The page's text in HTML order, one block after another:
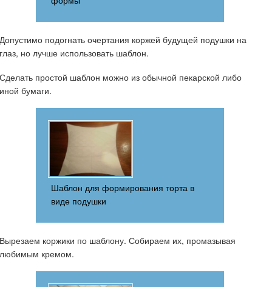
Допустимо подогнать очертания коржей будущей подушки на
глаз, но лучше использовать шаблон.
Сделать простой шаблон можно из обычной пекарской либо
иной бумаги.
Шаблон для формирования торта в
виде подушки
Вырезаем коржики по шаблону. Собираем их, промазывая
любимым кремом.